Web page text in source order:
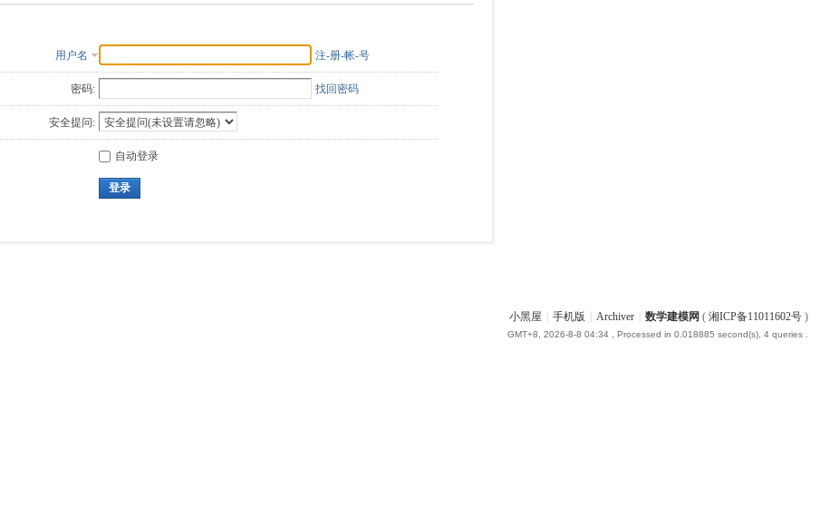
用户名 注-册-帐-号
密码: 找回密码
安全提问:
自动登录
登录
小黑屋 手机版 Archiver 数学建模网 ( 湘ICP备11011602号)
GMT+8, 2026-8-8 04:34, Processed in 0.018885 second(s), 4 queries .